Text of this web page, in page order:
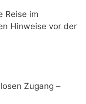
Reise im
Hinweise vor der
Zugang –